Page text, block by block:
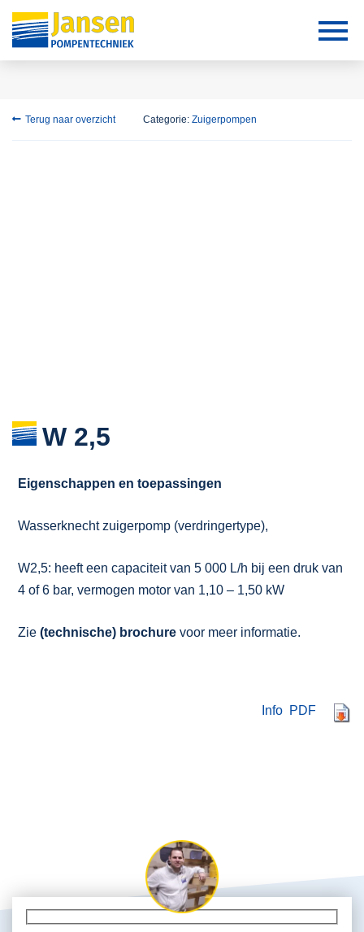
Terug naar overzicht Categorie: Zuigerpompen
W 2,5
Eigenschappen en toepassingen
Wasserknecht zuigerpomp (verdringertype),
W2,5: heeft een capaciteit van 5 000 L/h bij een druk van
4 of 6 bar, vermogen motor van 1,10 – 1,50 kW
Zie (technische) brochure voor meer informatie.
Info PDF